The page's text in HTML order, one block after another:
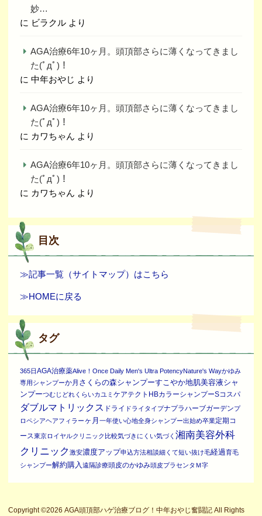
妙…
に ビラクル より
AGA治療6年10ヶ月。頭頂部さらに薄くなってきまし
た(ﾟдﾟ)！
に 中年おやじ より
AGA治療6年10ヶ月。頭頂部さらに薄くなってきまし
た(ﾟдﾟ)！
に カワちゃん より
AGA治療6年10ヶ月。頭頂部さらに薄くなってきまし
た(ﾟдﾟ)！
に カワちゃん より
目次
≫記事一覧（サイトマップ）はこちら
≫HOMEに戻る
タグ
365日AGA治療薬Alive！Once Daily Men's Ultra PotencyNature's Wayかゆみ
専用シャンプーか月 さくらの森シャンプーすこやか地肌美容液シャ
ンプーつむじ どれくらいカユミ ケアテクトHBカラーシャンプーSコスパ
ダブルマトリックス ドライ ドライタイプナプラハーブガーデンプ
ロペシアヘアフィラーヶ月一年使い心地全身シャンプー出始め卒業定期コ
ース東京ロイヤルクリニック 比較気づきにくい気づく 湘南美容外科
クリニック 激安濃度アップ申込方法相談細くて短い抜け毛経過育毛
シャンプー解約購入 遠隔診療頭皮のかゆみ頭皮プラセンタ Ｍ字
Copyright ©2026 AGA頭頂部ハゲ治療ブログ！中年おやじ奮闘記 All Rights